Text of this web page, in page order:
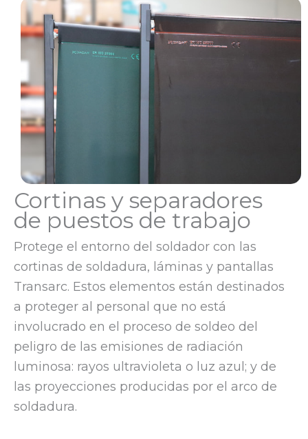
Cortinas y separadores
de puestos de trabajo
Protege el entorno del soldador con las
cortinas de soldadura, láminas y pantallas
Transarc. Estos elementos están destinados
a proteger al personal que no está
involucrado en el proceso de soldeo del
peligro de las emisiones de radiación
luminosa: rayos ultravioleta o luz azul; y de
las proyecciones producidas por el arco de
soldadura.